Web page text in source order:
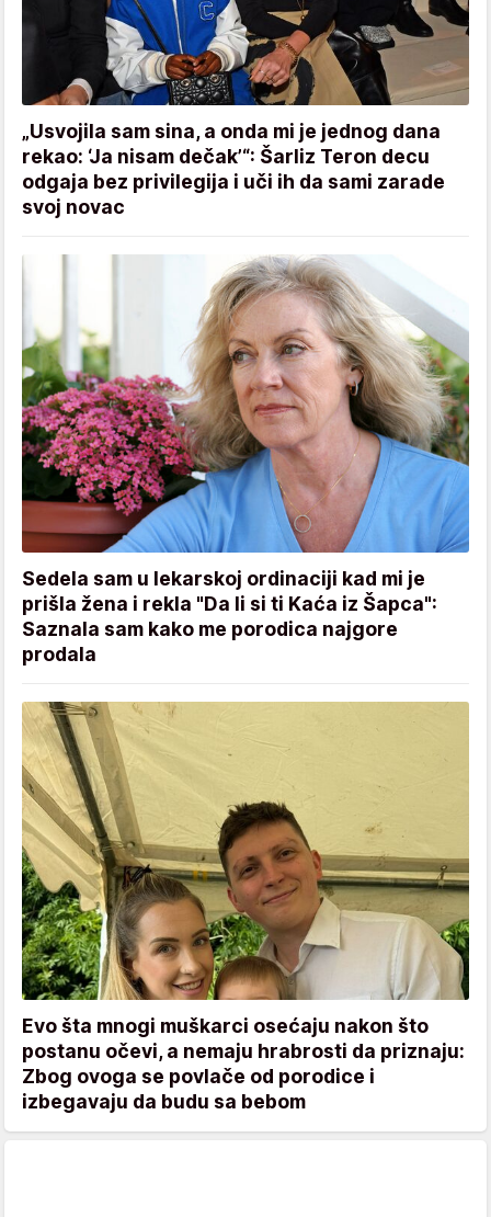
„Usvojila sam sina, a onda mi je jednog dana
rekao: ‘Ja nisam dečak’“: Šarliz Teron decu
odgaja bez privilegija i uči ih da sami zarade
svoj novac
Sedela sam u lekarskoj ordinaciji kad mi je
prišla žena i rekla "Da li si ti Kaća iz Šapca":
Saznala sam kako me porodica najgore
prodala
Evo šta mnogi muškarci osećaju nakon što
postanu očevi, a nemaju hrabrosti da priznaju:
Zbog ovoga se povlače od porodice i
izbegavaju da budu sa bebom